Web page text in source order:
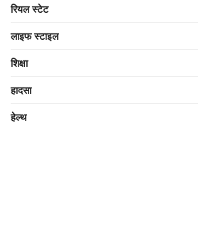
रियल स्टेट
लाइफ स्टाइल
शिक्षा
हादसा
हेल्थ